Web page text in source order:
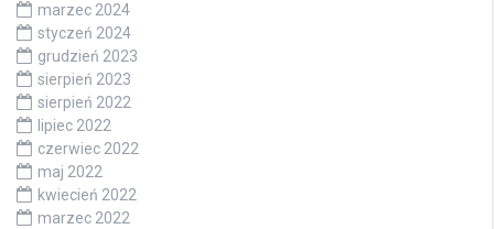
marzec 2024
styczeń 2024
grudzień 2023
sierpień 2023
sierpień 2022
lipiec 2022
czerwiec 2022
maj 2022
kwiecień 2022
marzec 2022